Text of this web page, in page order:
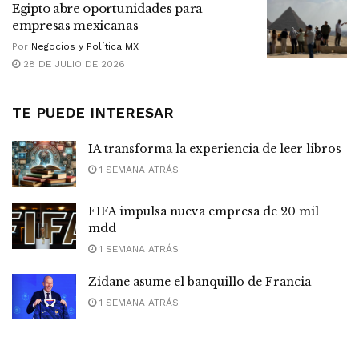
Egipto abre oportunidades para
empresas mexicanas
Por Negocios y Política MX
28 DE JULIO DE 2026
TE PUEDE INTERESAR
IA transforma la experiencia de leer libros
1 SEMANA ATRÁS
FIFA impulsa nueva empresa de 20 mil
mdd
1 SEMANA ATRÁS
Zidane asume el banquillo de Francia
1 SEMANA ATRÁS